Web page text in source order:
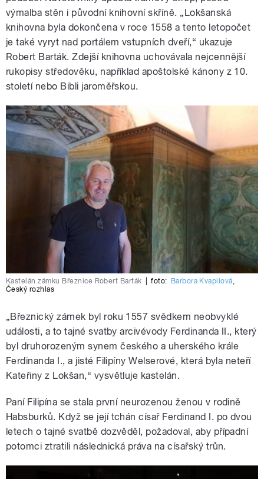
výmalba stěn i původní knihovní skříně. „Lokšanská
knihovna byla dokončena v roce 1558 a tento letopočet
je také vyryt nad portálem vstupních dveří,“ ukazuje
Robert Barták. Zdejší knihovna uchovávala nejcennější
rukopisy středověku, například apoštolské kánony z 10.
století nebo Bibli jaroměřskou.
Kastelán zámku Březnice Robert Barták foto: Barbora Kvapilová,
Český rozhlas
„Březnický zámek byl roku 1557 svědkem neobvyklé
události, a to tajné svatby arcivévody Ferdinanda II., který
byl druhorozeným synem českého a uherského krále
Ferdinanda I., a jisté Filipíny Welserové, která byla neteří
Kateřiny z Lokšan,“ vysvětluje kastelán.
Paní Filipína se stala první neurozenou ženou v rodině
Habsburků. Když se její tchán císař Ferdinand I. po dvou
letech o tajné svatbě dozvěděl, požadoval, aby případní
potomci ztratili následnická práva na císařský trůn.